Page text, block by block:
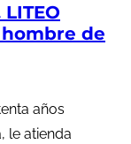
LITEO
hombre de
años
le atienda